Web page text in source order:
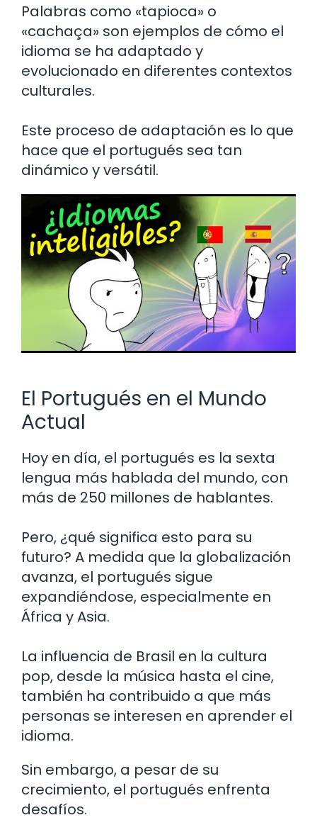
Palabras como «tapioca» o
«cachaça» son ejemplos de cómo el
idioma se ha adaptado y
evolucionado en diferentes contextos
culturales.
Este proceso de adaptación es lo que
hace que el portugués sea tan
dinámico y versátil.
El Portugués en el Mundo
Actual
Hoy en día, el portugués es la sexta
lengua más hablada del mundo, con
más de 250 millones de hablantes.
Pero, ¿qué significa esto para su
futuro? A medida que la globalización
avanza, el portugués sigue
expandiéndose, especialmente en
África y Asia.
La influencia de Brasil en la cultura
pop, desde la música hasta el cine,
también ha contribuido a que más
personas se interesen en aprender el
idioma.
Sin embargo, a pesar de su
crecimiento, el portugués enfrenta
desafíos.